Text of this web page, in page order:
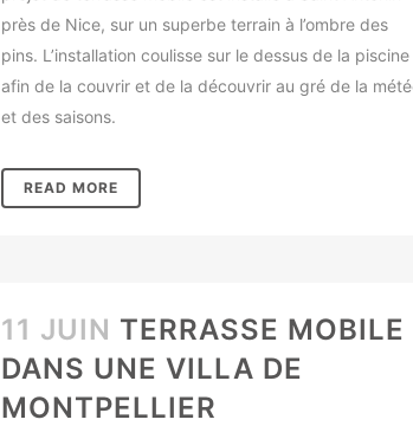
près de Nice, sur un superbe terrain à l’ombre des
pins. L’installation coulisse sur le dessus de la piscine
afin de la couvrir et de la découvrir au gré de la
et des saisons.
READ MORE
11 JUIN TERRASSE MOBILE
DANS UNE VILLA DE
MONTPELLIER